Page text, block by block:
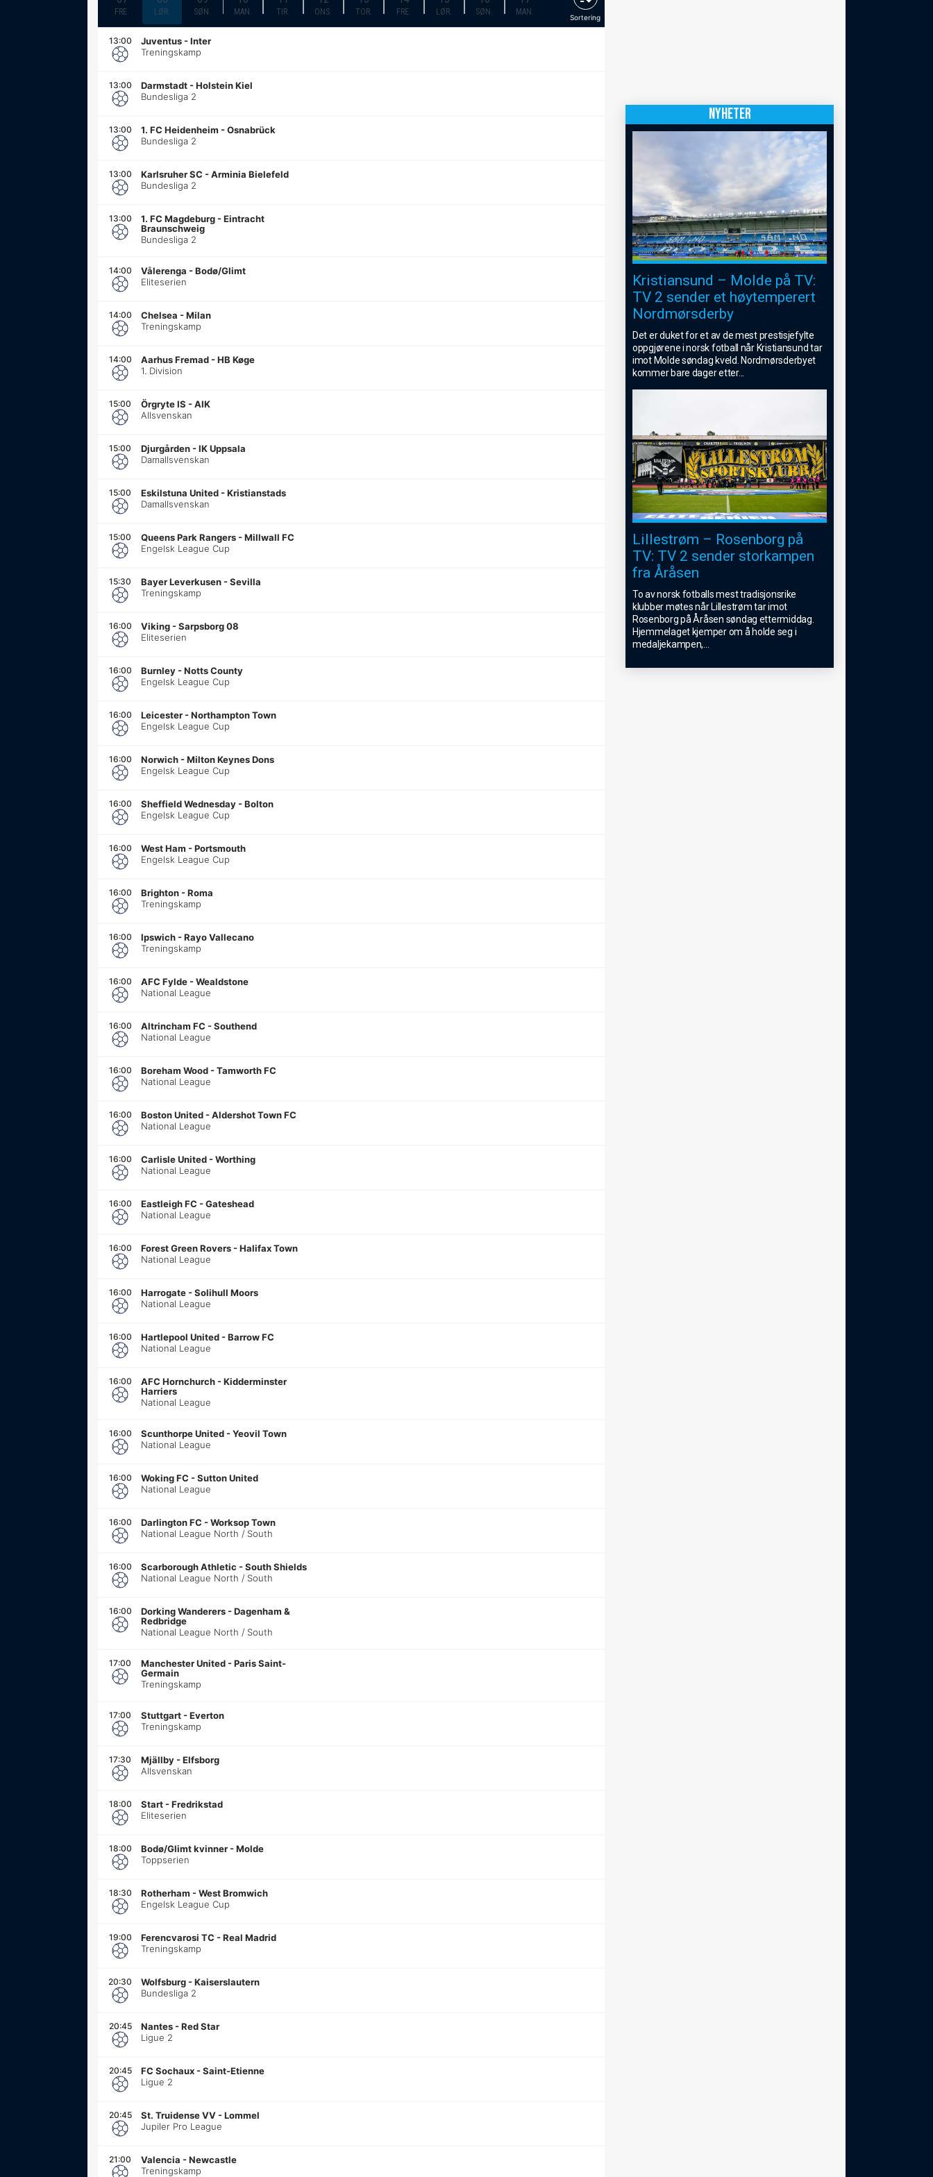
FRE. LØR. SØN. MAN. TIR. ONS. TOR. FRE. LØR. SØN. MAN.
Sortering
13:00 Juventus -Inter
Treningskamp
13:00 Darmstadt -Holstein Kiel
Bundesliga 2
13:00 1. FC Heidenheim -Osnabrück
Bundesliga 2
13:00 Karlsruher SC -Arminia Bielefeld
Bundesliga 2
13:00 1. FC Magdeburg -Eintracht
Braunschweig
Bundesliga 2
14:00 Vålerenga -Bodø/Glimt
Eliteserien
14:00 Chelsea -Milan
Treningskamp
14:00 Aarhus Fremad -HB Køge
1. Division
15:00 Örgryte IS -AIK
Allsvenskan
15:00 Djurgården -IK Uppsala
Damallsvenskan
15:00 Eskilstuna United -Kristianstads
Damallsvenskan
15:00 Queens Park Rangers -Millwall FC
Engelsk League Cup
15:30 Bayer Leverkusen -Sevilla
Treningskamp
16:00 Viking -Sarpsborg 08
Eliteserien
16:00 Burnley -Notts County
Engelsk League Cup
16:00 Leicester -Northampton Town
Engelsk League Cup
16:00 Norwich -Milton Keynes Dons
Engelsk League Cup
16:00 Sheffield Wednesday -Bolton
Engelsk League Cup
16:00 West Ham -Portsmouth
Engelsk League Cup
16:00 Brighton -Roma
Treningskamp
16:00 Ipswich -Rayo Vallecano
Treningskamp
16:00 AFC Fylde -Wealdstone
National League
16:00 Altrincham FC -Southend
National League
16:00 Boreham Wood -Tamworth FC
National League
16:00 Boston United -Aldershot Town FC
National League
16:00 Carlisle United -Worthing
National League
16:00 Eastleigh FC -Gateshead
National League
16:00 Forest Green Rovers -Halifax Town
National League
16:00 Harrogate -Solihull Moors
National League
16:00 Hartlepool United -Barrow FC
National League
16:00 AFC Hornchurch -Kidderminster
Harriers
National League
16:00 Scunthorpe United -Yeovil Town
National League
16:00 Woking FC -Sutton United
National League
16:00 Darlington FC -Worksop Town
National League North / South
16:00 Scarborough Athletic -South Shields
National League North / South
16:00 Dorking Wanderers -Dagenham &
Redbridge
National League North / South
17:00 Manchester United -Paris Saint-
Germain
Treningskamp
17:00 Stuttgart -Everton
Treningskamp
17:30 Mjällby -Elfsborg
Allsvenskan
18:00 Start -Fredrikstad
Eliteserien
18:00 Bodø/Glimt kvinner -Molde
Toppserien
18:30 Rotherham -West Bromwich
Engelsk League Cup
19:00 Ferencvarosi TC -Real Madrid
Treningskamp
20:30 Wolfsburg -Kaiserslautern
Bundesliga 2
20:45 Nantes -Red Star
Ligue 2
20:45 FC Sochaux -Saint-Etienne
Ligue 2
20:45 St. Truidense VV -Lommel
Jupiler Pro League
21:00 Valencia -Newcastle
Treningskamp
NYHETER
Kristiansund – Molde på TV:
TV 2 sender et høytemperert
Nordmørsderby
Det er duket for et av de mest prestisjefylte
oppgjørene i norsk fotball når Kristiansund tar
imot Molde søndag kveld. Nordmørsderbyet
kommer bare dager etter...
Lillestrøm – Rosenborg på
TV: TV 2 sender storkampen
fra Åråsen
To av norsk fotballs mest tradisjonsrike
klubber møtes når Lillestrøm tar imot
Rosenborg på Åråsen søndag ettermiddag.
Hjemmelaget kjemper om å holde seg i
medaljekampen,